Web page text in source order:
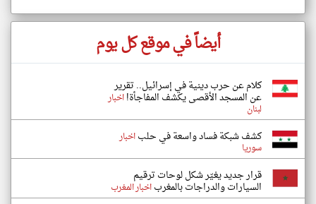
أيضاً في موقع كل يوم
كلام عن حرب دينية في إسرائيل.. تقرير
عن المسجد الأقصى يكشف المفاجأة!اخبار
لبنان
كشف شبكة فساد واسعة في حلباخبار
سوريا
قرار جديد يغيّر شكل لوحات ترقيم
السيارات والدراجات بالمغرباخبار المغرب